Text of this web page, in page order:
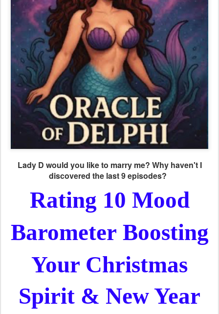
Lady D would you like to marry me? Why haven't I
discovered the last 9 episodes?
Rating 10 Mood
Barometer Boosting
Your Christmas
Spirit & New Year